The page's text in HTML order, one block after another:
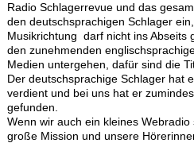
Radio Schlagerrevue und das
den deutschsprachigen Schlager
Musikrichtung darf nicht ins Abseits
den zunehmenden
Medien untergehen, dafür sind die
Der deutschsprachige Schlager hat
verdient und bei uns hat er
gefunden.
Wenn wir auch ein kleines
große Mission und unsere